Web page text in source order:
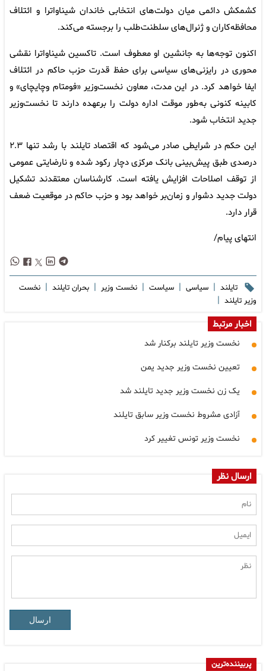
کشمکش دائمی میان دولت‌های انتخابی خاندان شیناواترا و ائتلاف
محافظه‌کاران و ژنرال‌های سلطنت‌طلب را برجسته می‌کند.
اکنون توجه‌ها به جانشین او معطوف است. تاکسین شیناواترا نقشی
محوری در رایزنی‌های سیاسی برای حفظ قدرت حزب حاکم در ائتلاف
ایفا خواهد کرد. در این مدت، معاون نخست‌وزیر «فومتام وچایچای» و
کابینه کنونی به‌طور موقت اداره دولت را برعهده دارند تا نخست‌وزیر
جدید انتخاب شود.
این حکم در شرایطی صادر می‌شود که اقتصاد تایلند با رشد تنها ۲.۳
درصدی طبق پیش‌بینی بانک مرکزی دچار رکود شده و نارضایتی عمومی
از توقف اصلاحات افزایش یافته است. کارشناسان معتقدند تشکیل
دولت جدید دشوار و زمان‌بر خواهد بود و حزب حاکم در موقعیت ضعف
قرار دارد.
انتهای پیام/
تایلند | سیاسی | سیاست | نخست وزیر | بحران تایلند | نخست
وزیر تایلند |
اخبار مرتبط
نخست وزیر تایلند برکنار شد
تعیین نخست وزیر جدید یمن
یک زن نخست وزیر جدید تایلند شد
آزادی مشروط نخست وزیر سابق تایلند
نخست وزیر تونس تغییر کرد
ارسال نظر
ارسال
پربیننده‌ترین